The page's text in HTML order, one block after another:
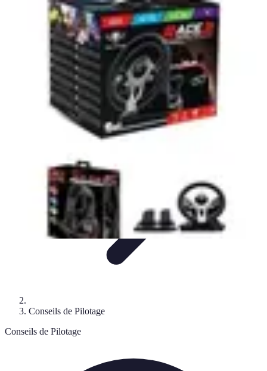
Pilotage Sensation
ComparatifsCircuits et StagesTechniques de
VoituresConseils et astuces
Pilotage Sensation
Conseils de Pilotage
Conseils de Pilotage